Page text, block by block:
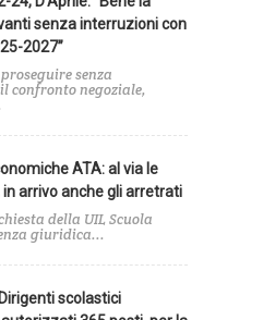
senza interruzioni con
2027”
senza
confronto negoziale,
ATA: al via le
arrivo anche gli arretrati
della UIL Scuola
giuridica...
scolastici